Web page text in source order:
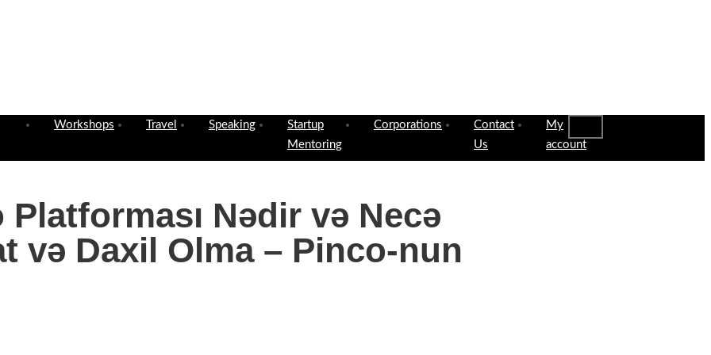
Workshops Travel Speaking
Startup
Mentoring
Corporations
Contact
Us
My
account
Platforması Nədir və Necə
və Daxil Olma – Pinco-nun